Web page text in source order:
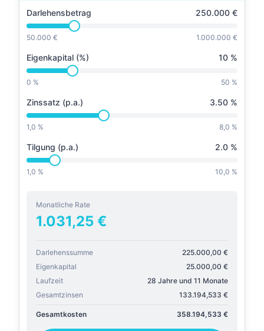
Darlehensbetrag 250.000 €
50.000 € 1.000.000 €
Eigenkapital (%) 10 %
0 % 50 %
Zinssatz (p.a.) 3.50 %
1,0 % 8,0 %
Tilgung (p.a.) 2.0 %
1,0 % 10,0 %
Monatliche Rate
1.031,25 €
Darlehenssumme 225.000,00 €
Eigenkapital
25.000,00 €
Laufzeit
28 Jahre und 11 Monate
Gesamtzinsen
133.194,533 €
Gesamtkosten 358.194,533 €